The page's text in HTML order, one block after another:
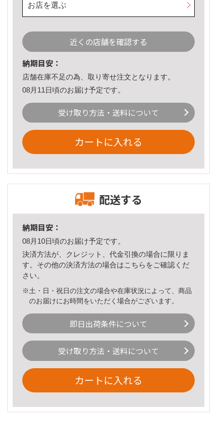
お店を選ぶ
近くの店舗を確認する
納期目安：
店舗在庫不足の為、取り寄せ注文となります。
08月11日頃のお届け予定です。
受け取り方法・送料について
カートに入れる
配送する
納期目安：
08月10日頃のお届け予定です。
決済方法が、クレジット、代金引換の場合に限りま
す。その他の決済方法の場合はこちら をご確認くだ
さい。
※土・日・祝日の注文の場合や在庫状況によって、商品
のお届けにお時間をいただく場合がございます。
即日出荷条件について
受け取り方法・送料について
カートに入れる